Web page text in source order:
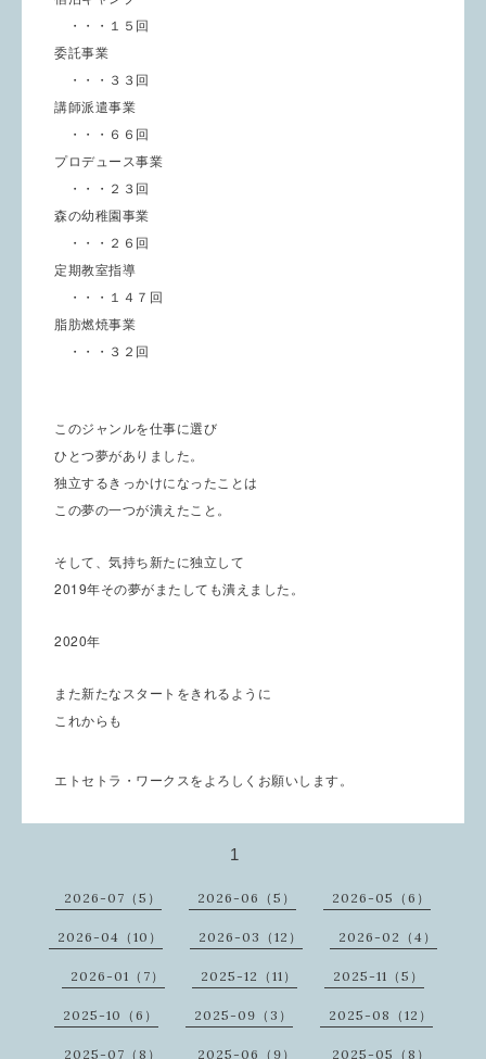
・・・１５回
委託事業
・・・３３回
講師派遣事業
・・・６６回
プロデュース事業
・・・２３回
森の幼稚園事業
・・・２６回
定期教室指導
・・・１４７回
脂肪燃焼事業
・・・３２回
このジャンルを仕事に選び
ひとつ夢がありました。
独立するきっかけになったことは
この夢の一つが潰えたこと。
そして、気持ち新たに独立して
2019年その夢がまたしても潰えました。
2020年
また新たなスタートをきれるように
これからも
エトセトラ・ワークスをよろしくお願いします。
1
2026-07（5） 2026-06（5） 2026-05（6）
2026-04（10） 2026-03（12） 2026-02（4）
2026-01（7） 2025-12（11） 2025-11（5）
2025-10（6） 2025-09（3） 2025-08（12）
2025-07（8） 2025-06（9） 2025-05（8）